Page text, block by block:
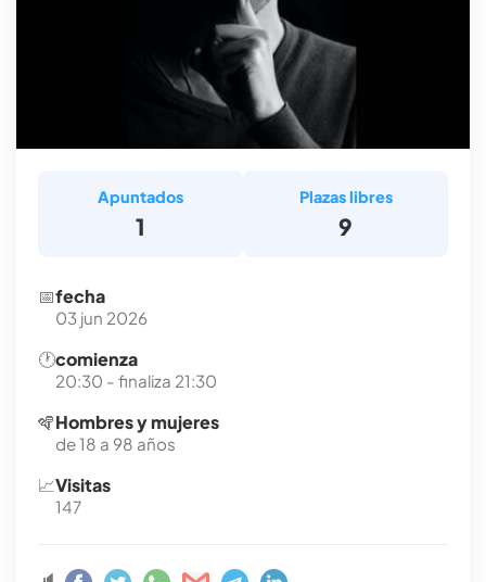
Apuntados
1
Plazas libres
9
📅fecha
03 jun 2026
🕐comienza
20:30 - finaliza 21:30
🪇Hombres y mujeres
de 18 a 98 años
📈Visitas
147